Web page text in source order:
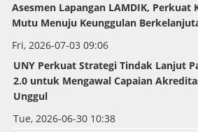
Asesmen Lapangan LAMDIK, Perkuat
Mutu Menuju Keunggulan
Fri, 2026-07-03 09:06
UNY Perkuat Strategi Tindak Lanjut
2.0 untuk Mengawal Capaian
Unggul
Tue, 2026-06-30 10:38